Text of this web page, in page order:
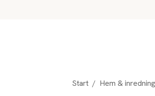
Start / Hem & inredning